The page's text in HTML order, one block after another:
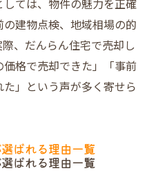
買取実績を一覧でチェ
却が中古物件に強い理
のサポート内容比較
の内覧準備術
建物調査とは何か
物状況調査の流れ
ては、物件の魅力を正確
建物点検、地域相場の的
、だんらん住宅で売却し
格で売却できた」「事前
」という声が多く寄せら
ばれる理由一覧
ばれる理由一覧